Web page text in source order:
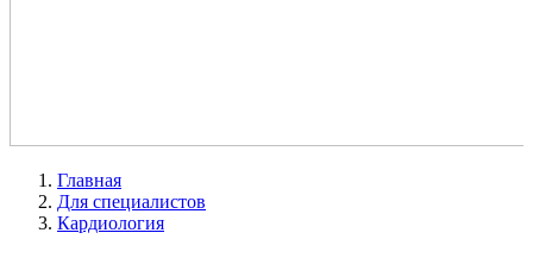
Главная
Для специалистов
Кардиология